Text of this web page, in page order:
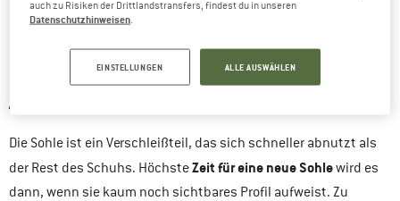
nur die Brandsohle zu sehen, die unsichtbar aber stabil mit
dem Schaft verklebt oder vernagelt ist.
AB WANN LOHNT SICH DIE REPARATUR DER SOHLE?
Die Sohle ist ein Verschleißteil, das sich schneller abnutzt als
der Rest des Schuhs. HöchsteZeit für eine neue Sohlewird es
dann, wenn sie kaum noch sichtbares Profil aufweist. Zu
auch zu Risiken der Drittlandstransfers, findest du in unseren
Datenschutzhinweisen
EINSTELLUNGEN ALLE AUSWÄHLEN